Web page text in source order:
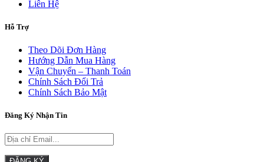
Liên Hệ
Hỗ Trợ
Theo Dõi Đơn Hàng
Hướng Dẫn Mua Hàng
Vận Chuyển – Thanh Toán
Chính Sách Đổi Trả
Chính Sách Bảo Mật
Đăng Ký Nhận Tin